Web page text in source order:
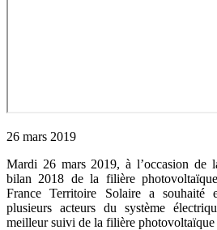
26 mars 2019
Mardi 26 mars 2019, à l’occasion de
bilan 2018 de la filière
France Territoire Solaire a souhaité
plusieurs acteurs du système
meilleur suivi de la filière photovoltaïque